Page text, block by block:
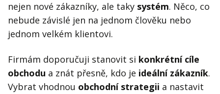
nejen nové zákazníky, ale taky systém. Něco, co
nebude závislé jen na jednom člověku nebo
jednom velkém klientovi.
Firmám doporučuji stanovit si konkrétní cíle
obchodu a znát přesně, kdo je ideální zákazník.
Vybrat vhodnou obchodní strategii a nastavit